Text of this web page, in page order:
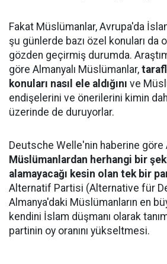
Fakat Müslümanlar, Avrupa'da İslam
şu günlerde bazı özel konuları da
gözden geçirmiş durumda.
göre Almanyalı Müslümanlar,
konuları nasıl ele aldığını ve
endişelerini ve önerilerini kimin
üzerinde de duruyorlar.
Deutsche Welle'nin haberine göre
Müslümanlardan herhangi bir
alamayacağı kesin olan tek bir
Alternatif Partisi (Alternative für
Almanya'daki Müslümanların en
kendini İslam düşmanı olarak
partinin oy oranını yükseltmesi.